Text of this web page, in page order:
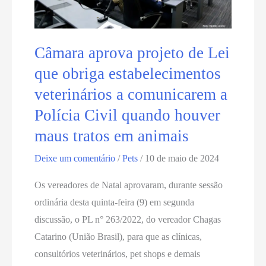
entrada
gratuita
Câmara aprova projeto de Lei
que obriga estabelecimentos
veterinários a comunicarem a
Polícia Civil quando houver
maus tratos em animais
Deixe um comentário /Pets / 10 de maio de 2024
Os vereadores de Natal aprovaram, durante sessão
ordinária desta quinta-feira (9) em segunda
discussão, o PL n° 263/2022, do vereador Chagas
Catarino (União Brasil), para que as clínicas,
consultórios veterinários, pet shops e demais